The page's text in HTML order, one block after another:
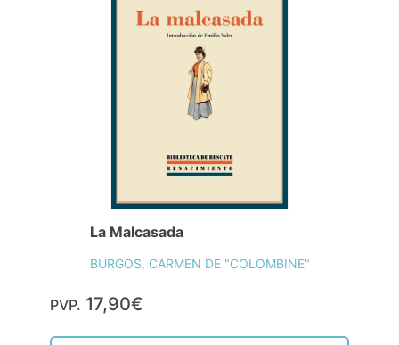
La Malcasada
BURGOS, CARMEN DE "COLOMBINE"
PVP. 17,90€